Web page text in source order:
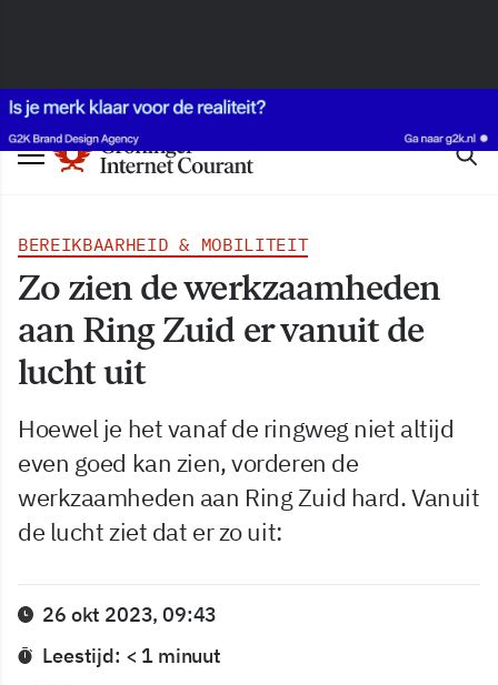
BEREIKBAARHEID & MOBILITEIT
Zo zien de werkzaamheden
aan Ring Zuid er vanuit de
lucht uit
Hoewel je het vanaf de ringweg niet altijd
even goed kan zien, vorderen de
werkzaamheden aan Ring Zuid hard. Vanuit
de lucht ziet dat er zo uit:
26 okt 2023, 09:43
Leestijd: < 1 minuut